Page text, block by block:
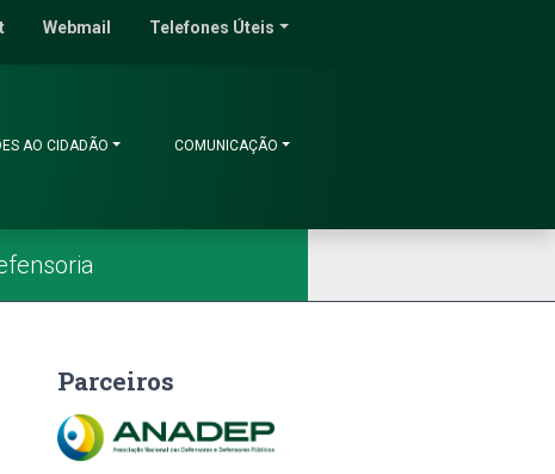
Ceará
Webmail Telefones Úteis
AO CIDADÃO COMUNICAÇÃO
Parceiros